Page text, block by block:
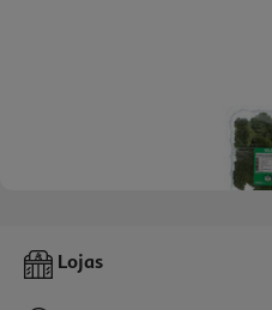
Florete De Brócolo 500 G
Lojas